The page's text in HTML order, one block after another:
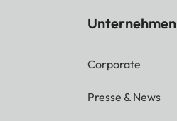
Unternehmen
Corporate
Presse & News